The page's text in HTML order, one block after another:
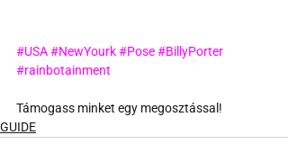
#USA#NewYourk#Pose#BillyPorter
#rainbotainment
Támogass minket egy megosztással!
GUIDE